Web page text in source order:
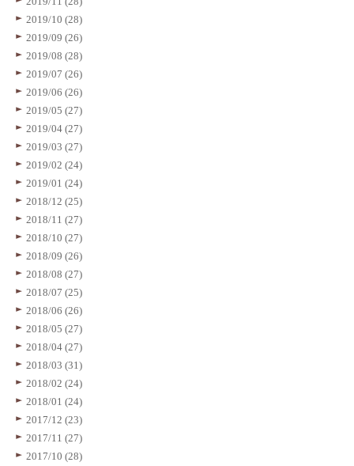
2019/10 (28)
2019/09 (26)
2019/08 (28)
2019/07 (26)
2019/06 (26)
2019/05 (27)
2019/04 (27)
2019/03 (27)
2019/02 (24)
2019/01 (24)
2018/12 (25)
2018/11 (27)
2018/10 (27)
2018/09 (26)
2018/08 (27)
2018/07 (25)
2018/06 (26)
2018/05 (27)
2018/04 (27)
2018/03 (31)
2018/02 (24)
2018/01 (24)
2017/12 (23)
2017/11 (27)
2017/10 (28)